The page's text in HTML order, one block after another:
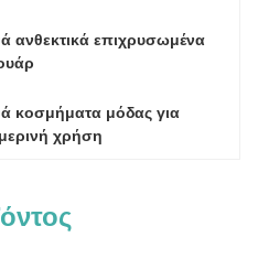
ανθεκτικά επιχρυσωμένα
κοσμήματα μόδας για
χρήση